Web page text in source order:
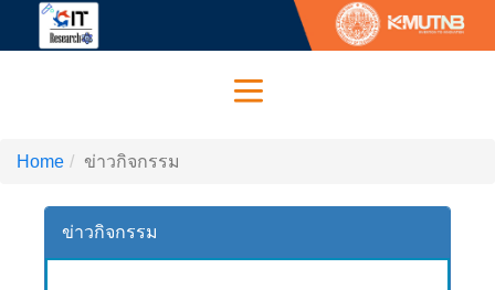
Home ข่าวกิจกรรม
ข่าวกิจกรรม